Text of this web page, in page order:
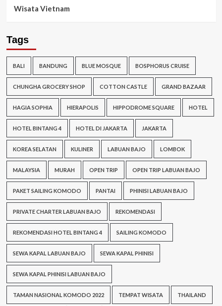
Wisata Vietnam
Tags
BALI BANDUNG BLUE MOSQUE BOSPHORUS CRUISE
CHUNGHA GROCERY SHOP COTTON CASTLE GRAND BAZAAR
HAGIA SOPHIA HIERAPOLIS HIPPODROME SQUARE HOTEL
HOTEL BINTANG 4 HOTEL DI JAKARTA JAKARTA
KOREA SELATAN KULINER LABUAN BAJO LOMBOK
MALAYSIA MURAH OPEN TRIP OPEN TRIP LABUAN BAJO
PAKET SAILING KOMODO PANTAI PHINISI LABUAN BAJO
PRIVATE CHARTER LABUAN BAJO REKOMENDASI
REKOMENDASI HOTEL BINTANG 4 SAILING KOMODO
SEWA KAPAL LABUAN BAJO SEWA KAPAL PHINISI
SEWA KAPAL PHINISI LABUAN BAJO
TAMAN NASIONAL KOMODO 2022 TEMPAT WISATA THAILAND